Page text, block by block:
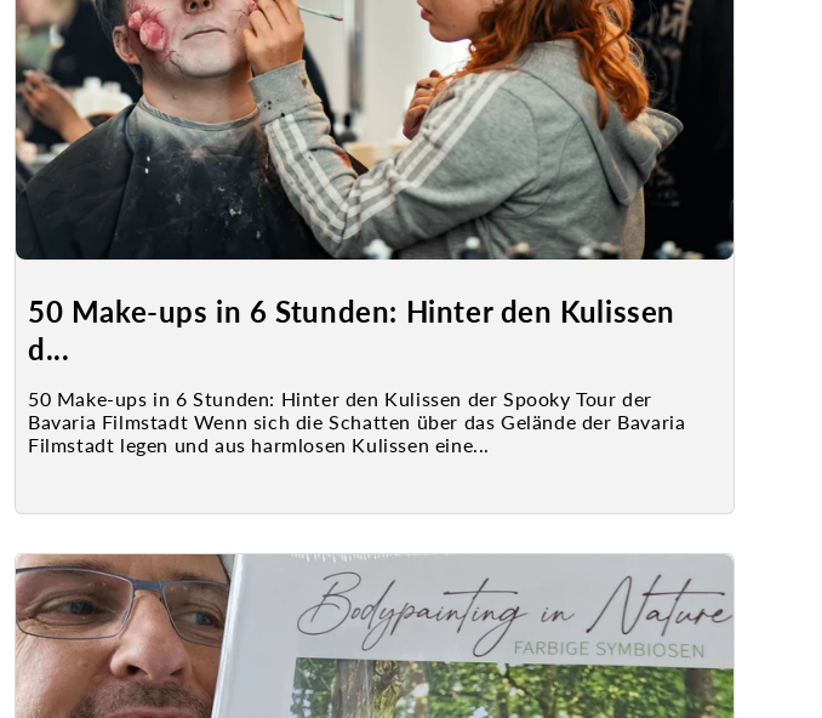
50 Make-ups in 6 Stunden: Hinter den Kulissen
d...
50 Make-ups in 6 Stunden: Hinter den Kulissen der Spooky Tour der
Bavaria Filmstadt Wenn sich die Schatten über das Gelände der Bavaria
Filmstadt legen und aus harmlosen Kulissen eine...